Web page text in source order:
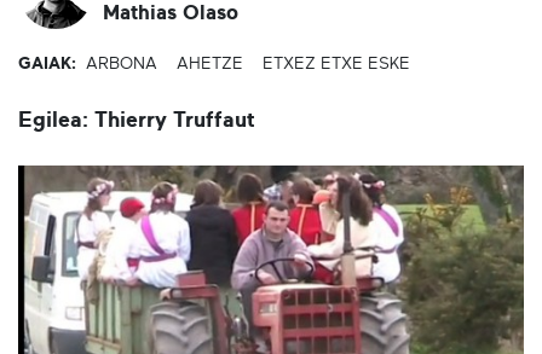
Mathias Olaso
GAIAK: ARBONA AHETZE ETXEZ ETXE ESKE
Egilea: Thierry Truffaut